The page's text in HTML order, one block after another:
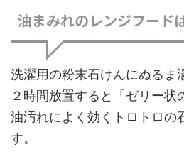
油まみれのレンジフード
洗濯用の粉末石けんにぬるま
２時間放置すると「ゼリー状
油汚れによく効くトロトロの
す。